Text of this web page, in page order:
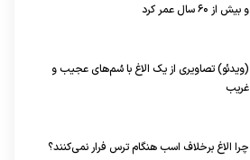
و بیش از ۶۰ سال عمر کرد
(ویدئو) تصاویری از یک الاغ با سُم‌های عجیب و
غریب
چرا الاغ برخلاف اسب هنگام ترس فرار نمی‌کنند؟